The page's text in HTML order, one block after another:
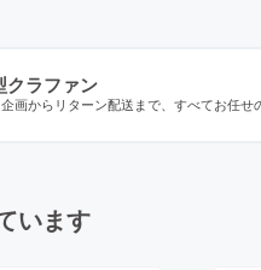
クラファン
画からリターン配送まで、すべてお任せ
います